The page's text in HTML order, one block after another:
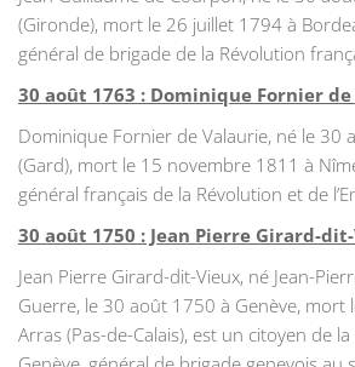
(Gironde), mort le 26 juillet 1794 à
général de brigade de la Révolution
30 août 1763 : Dominique Fornier
Dominique Fornier de Valaurie, né le 30
(Gard), mort le 15 novembre 1811 à
général français de la Révolution et de
30 août 1750 : Jean Pierre Girard-
Jean Pierre Girard-dit-Vieux, né Jean-
Guerre, le 30 août 1750 à Genève, mort
Arras (Pas-de-Calais), est un citoyen de